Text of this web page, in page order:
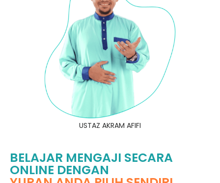
USTAZ AKRAM AFIFI
BELAJAR MENGAJI SECARA
ONLINE DENGAN